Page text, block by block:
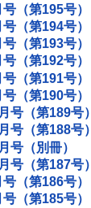
（第195号）
（第194号）
（第193号）
（第192号）
（第191号）
（第190号）
号（第189号）
号（第188号）
号（別冊）
号（第187号）
（第186号）
（第185号）